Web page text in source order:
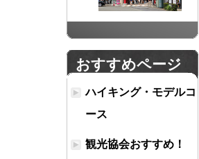
おすすめページ
ハイキング・モデルコ
ース
観光協会おすすめ！